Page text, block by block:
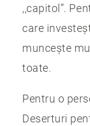
,,capitol”.
care
muncește
toate.
Pentru o
Deserturi